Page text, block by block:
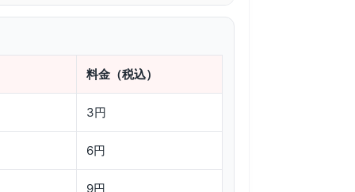
料金（税込）
3円
6円
9円